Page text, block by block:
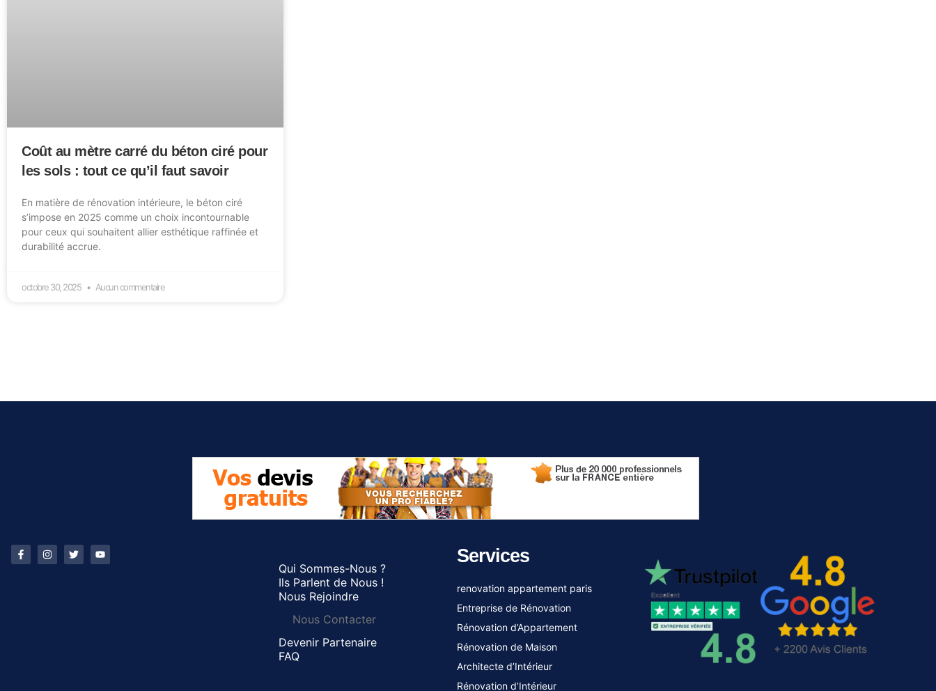
Coût au mètre carré du béton ciré pour
les sols : tout ce qu’il faut savoir
En matière de rénovation intérieure, le béton ciré
s’impose en 2025 comme un choix incontournable
pour ceux qui souhaitent allier esthétique raffinée et
durabilité accrue.
octobre 30, 2025 Aucun commentaire
Qui Sommes-Nous ?
Ils Parlent de Nous !
Nous Rejoindre
Nous Contacter
Devenir Partenaire
FAQ
Services
renovation appartement paris
Entreprise de Rénovation
Rénovation d’Appartement
Rénovation de Maison
Architecte d’Intérieur
Rénovation d’Intérieur